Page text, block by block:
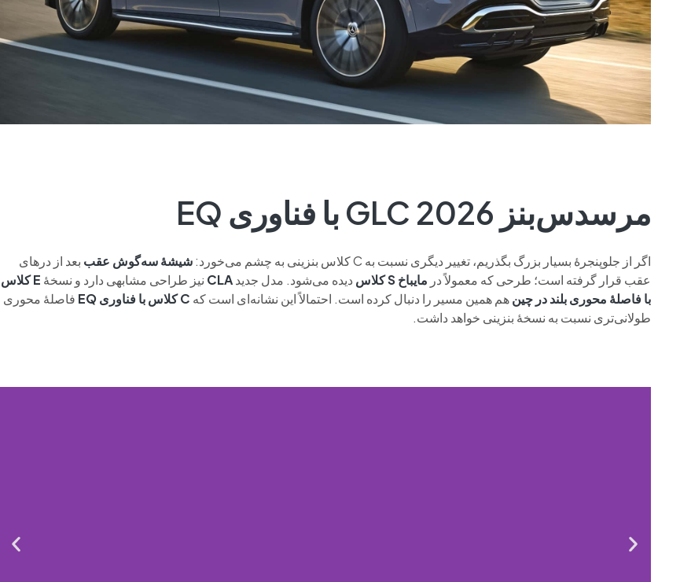
مرسدس‌بنز GLC 2026 با فناوری EQ
اگر از جلوپنجرهٔ بسیار بزرگ بگذریم، تغییر دیگری نسبت به C کلاس بنزینی به چشم می‌خورد: شیشهٔ سه‌گوش عقب بعد از درهای
عقب قرار گرفته است؛ طرحی که معمولاً در مایباخ S کلاس دیده می‌شود. مدل جدیدCLA نیز طراحی مشابهی دارد و نسخهٔ
E کلاس
با فاصلهٔ محوری بلند در چینهم همین مسیر را دنبال کرده است. احتمالاً این نشانه‌ای است که C کلاس با فناوری EQ
فاصلهٔ محوری
طولانی‌تری نسبت به نسخهٔ بنزینی خواهد داشت.